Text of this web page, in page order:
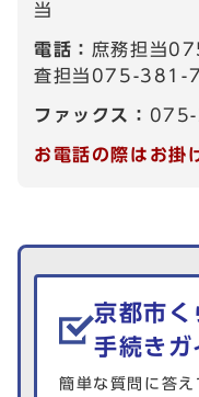
当
電話： 庶務担当
査担当075-381-
ファックス：
お電話の際はお掛
生活情報を探
京都市く
手続きガ
簡単な質問に答